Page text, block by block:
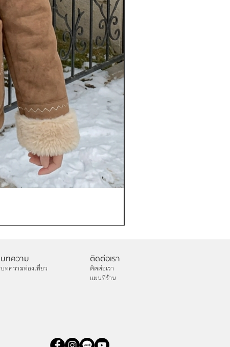
บทความ
บทความท่องเที่ยว
ติดต่อเรา
ติดต่อเรา
แผนที่ร้าน